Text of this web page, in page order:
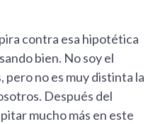
contra esa hipotética
bien. No soy el
no es muy distinta la
Después del
mucho más en este